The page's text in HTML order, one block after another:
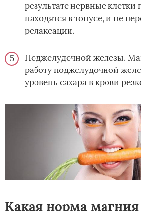
результате нервные клетки
находятся в тонусе, и не
релаксации.
Поджелудочной железы.
работу поджелудочной
уровень сахара в крови
Какая норма